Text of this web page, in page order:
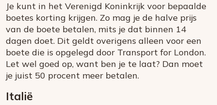
Je kunt in het Verenigd Koninkrijk voor bepaalde
boetes korting krijgen. Zo mag je de halve prijs
van de boete betalen, mits je dat binnen 14
dagen doet. Dit geldt overigens alleen voor een
boete die is opgelegd door Transport for London.
Let wel goed op, want ben je te laat? Dan moet
je juist 50 procent meer betalen.
Italië